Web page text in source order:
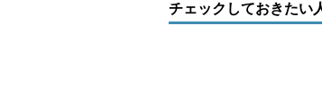
チェックしておきたい